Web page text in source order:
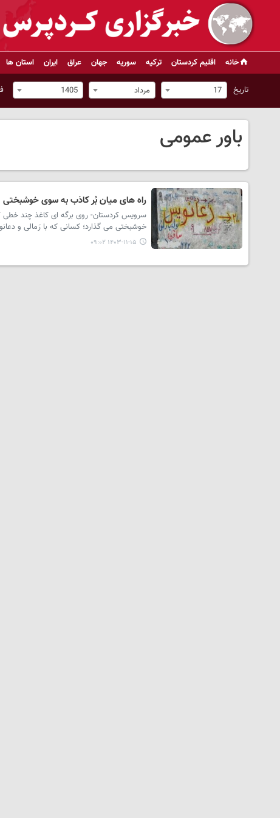
خانه اقلیم کردستان ترکیه سوریه جهان عراق ایران استان ها
تاریخ 17 مرداد 1405
باور عمومی
راه های میان بُر کاذب به سوی خوشبختی
سرویس کردستان- روی برگه ای کاغذ چند
خوشبختی می گذارد؛ کسانی که با رَمالی و
۱۴۰۳-۱۱-۱۵ ۰۹:۰۲